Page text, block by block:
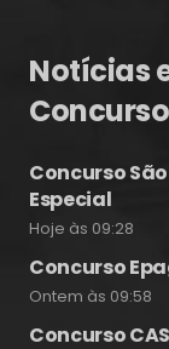
Notícias
Concurso
Especial
Hoje às 09:28
Concurso
Ontem às 09:58
Concurso